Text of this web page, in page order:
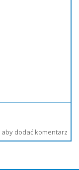
aby dodać komentarz